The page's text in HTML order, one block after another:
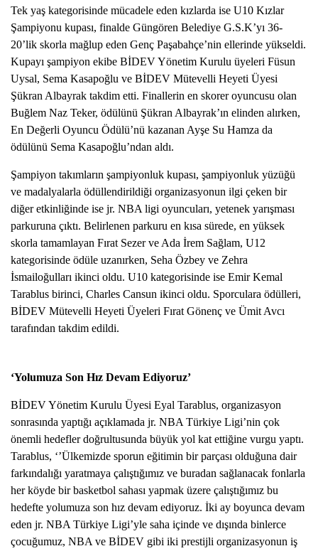
Tek yaş kategorisinde mücadele eden kızlarda ise U10 Kızlar
Şampiyonu kupası, finalde Güngören Belediye G.S.K’yı 36-
20’lik skorla mağlup eden Genç Paşabahçe’nin ellerinde yükseldi.
Kupayı şampiyon ekibe BİDEV Yönetim Kurulu üyeleri Füsun
Uysal, Sema Kasapoğlu ve BİDEV Mütevelli Heyeti Üyesi
Şükran Albayrak takdim etti. Finallerin en skorer oyuncusu olan
Buğlem Naz Teker, ödülünü Şükran Albayrak’ın elinden alırken,
En Değerli Oyuncu Ödülü’nü kazanan Ayşe Su Hamza da
ödülünü Sema Kasapoğlu’ndan aldı.
Şampiyon takımların şampiyonluk kupası, şampiyonluk yüzüğü
ve madalyalarla ödüllendirildiği organizasyonun ilgi çeken bir
diğer etkinliğinde ise jr. NBA ligi oyuncuları, yetenek yarışması
parkuruna çıktı. Belirlenen parkuru en kısa sürede, en yüksek
skorla tamamlayan Fırat Sezer ve Ada İrem Sağlam, U12
kategorisinde ödüle uzanırken, Seha Özbey ve Zehra
İsmailoğulları ikinci oldu. U10 kategorisinde ise Emir Kemal
Tarablus birinci, Charles Cansun ikinci oldu. Sporculara ödülleri,
BİDEV Mütevelli Heyeti Üyeleri Fırat Gönenç ve Ümit Avcı
tarafından takdim edildi.
‘Yolumuza Son Hız Devam Ediyoruz’
BİDEV Yönetim Kurulu Üyesi Eyal Tarablus, organizasyon
sonrasında yaptığı açıklamada jr. NBA Türkiye Ligi’nin çok
önemli hedefler doğrultusunda büyük yol kat ettiğine vurgu yaptı.
Tarablus, ‘’Ülkemizde sporun eğitimin bir parçası olduğuna dair
farkındalığı yaratmaya çalıştığımız ve buradan sağlanacak fonlarla
her köyde bir basketbol sahası yapmak üzere çalıştığımız bu
hedefte yolumuza son hız devam ediyoruz. İki ay boyunca devam
eden jr. NBA Türkiye Ligi’yle saha içinde ve dışında binlerce
çocuğumuz, NBA ve BİDEV gibi iki prestijli organizasyonun iş